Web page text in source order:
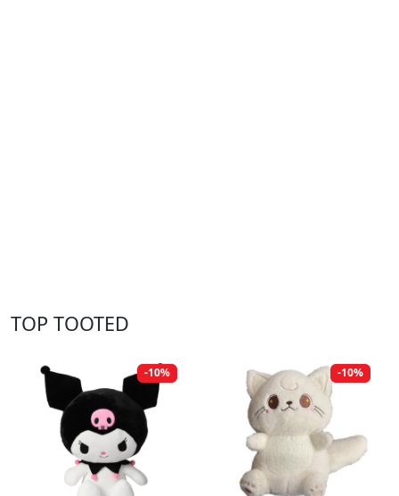
TOP TOOTED
-10% -10%